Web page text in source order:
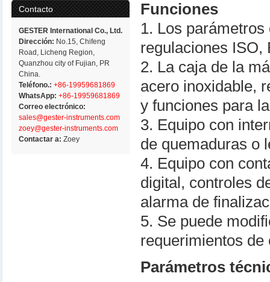
Contacto
GESTER International Co., Ltd.
Dirección: No.15, Chifeng
Road, Licheng Region,
Quanzhou city of Fujian, PR
China.
Teléfono.: +86-19959681869
WhatsApp: +86-19959681869
Correo electrónico:
sales@gester-instruments.com
zoey@gester-instruments.com
Contactar a:Zoey
Funciones
1. Los
regulaciones ISO,
2. La caja de la
acero inoxidable,
y funciones para
3. Equipo con
de quemaduras o
4. Equipo con
digital, controles
alarma de
5. Se puede
requerimientos de
Parámetros